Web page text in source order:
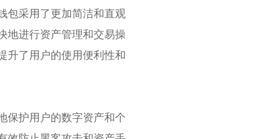
包采用了更加简洁和直观
地进行资产管理和交易操
升了用户的使用便利性和
保护用户的数字资产和个